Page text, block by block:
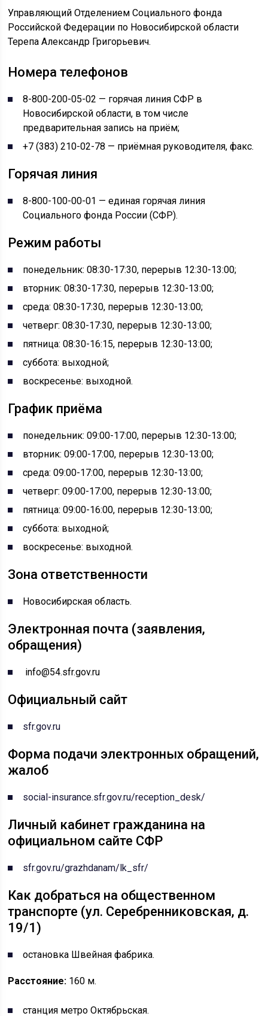
Управляющий Отделением Социального фонда
Российской Федерации по Новосибирской области
Терепа Александр Григорьевич.
Номера телефонов
8-800-200-05-02 — горячая линия СФР в
Новосибирской области, в том числе
предварительная запись на приём;
+7 (383) 210-02-78 — приёмная руководителя, факс.
Горячая линия
8-800-100-00-01 — единая горячая линия
Социального фонда России (СФР).
Режим работы
понедельник: 08:30-17:30, перерыв 12:30-13:00;
вторник: 08:30-17:30, перерыв 12:30-13:00;
среда: 08:30-17:30, перерыв 12:30-13:00;
четверг: 08:30-17:30, перерыв 12:30-13:00;
пятница: 08:30-16:15, перерыв 12:30-13:00;
суббота: выходной;
воскресенье: выходной.
График приёма
понедельник: 09:00-17:00, перерыв 12:30-13:00;
вторник: 09:00-17:00, перерыв 12:30-13:00;
среда: 09:00-17:00, перерыв 12:30-13:00;
четверг: 09:00-17:00, перерыв 12:30-13:00;
пятница: 09:00-16:00, перерыв 12:30-13:00;
суббота: выходной;
воскресенье: выходной.
Зона ответственности
Новосибирская область.
Электронная почта (заявления,
обращения)
info@54.sfr.gov.ru
Официальный сайт
sfr.gov.ru
Форма подачи электронных обращений,
жалоб
social-insurance.sfr.gov.ru/reception_desk/
Личный кабинет гражданина на
официальном сайте СФР
sfr.gov.ru/grazhdanam/lk_sfr/
Как добраться на общественном
транспорте (ул. Серебренниковская, д.
19/1)
остановка Швейная фабрика.
Расстояние: 160 м.
станция метро Октябрьская.